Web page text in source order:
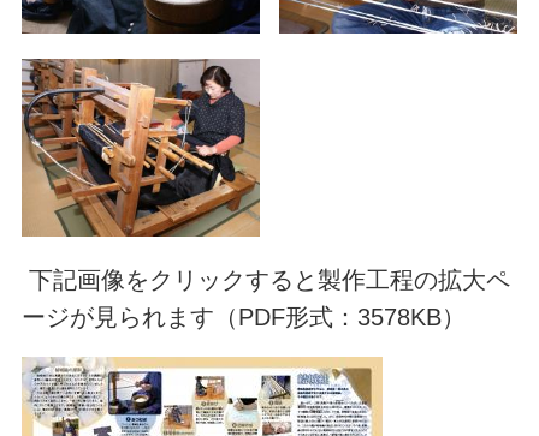
下記画像をクリックすると製作工程の拡大ペ
ージが見られます（PDF形式：3578KB）